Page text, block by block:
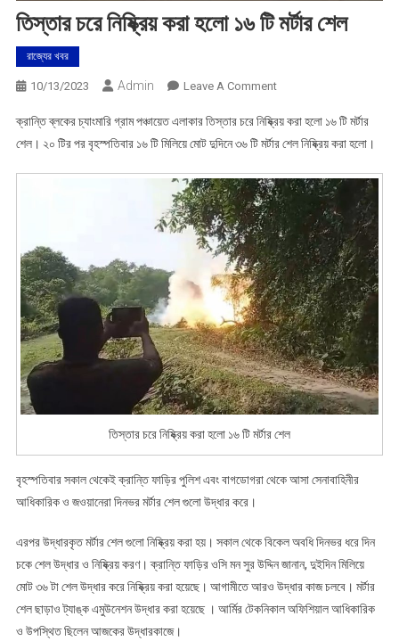
তিস্তার চরে নিষ্ক্রিয় করা হলো ১৬ টি মর্টার শেল
রাজ্যের খবর
10/13/2023 Admin Leave A CommentOn
চরে
নিষ্ক্রিয়
হলো
১৬
টি
মর্টার
শেল
ক্রান্তি ব্লকের চ্যাংমারি গ্রাম পঞ্চায়েত এলাকার তিস্তার চরে নিষ্ক্রিয় করা হলো ১৬ টি মর্টার
শেল। ২০ টির পর বৃহস্পতিবার ১৬ টি মিলিয়ে মোট দুদিনে ৩৬ টি মর্টার শেল নিষ্ক্রিয় করা হলো।
তিস্তার চরে নিষ্ক্রিয় করা হলো ১৬ টি মর্টার শেল
বৃহস্পতিবার সকাল থেকেই ক্রান্তি ফাড়ির পুলিশ এবং বাগডোগরা থেকে আসা সেনাবাহিনীর
আধিকারিক ও জওয়ানেরা দিনভর মর্টার শেল গুলো উদ্ধার করে।
এরপর উদ্ধারকৃত মর্টার শেল গুলো নিষ্ক্রিয় করা হয়। সকাল থেকে বিকেল অবধি দিনভর ধরে দিন
চকে শেল উদ্ধার ও নিষ্ক্রিয় করণ। ক্রান্তি ফাড়ির ওসি মন সুর উদ্দিন জানান, দুইদিন মিলিয়ে
মোট ৩৬ টা শেল উদ্ধার করে নিষ্ক্রিয় করা হয়েছে। আগামীতে আরও উদ্ধার কাজ চলবে। মর্টার
শেল ছাড়াও ট্যাঙ্ক এমুউনেশন উদ্ধার করা হয়েছে । আর্মির টেকনিকাল অফিশিয়াল আধিকারিক
ও উপস্থিত ছিলেন আজকের উদ্ধারকাজে।